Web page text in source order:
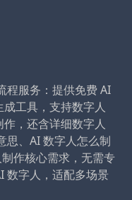
程服务：提供免费 AI
工具，支持数字人
，还含详细数字人
思、AI 数字人怎么制
作核心需求，无需专
数字人，适配多场景